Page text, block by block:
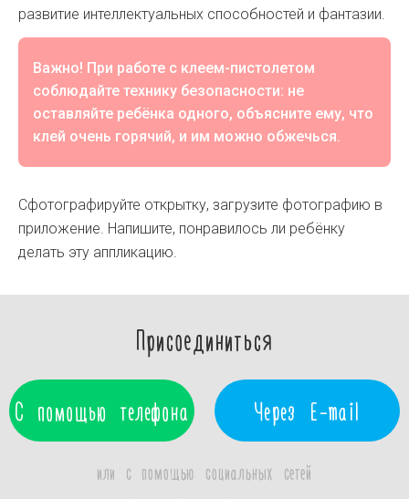
развитие интеллектуальных способностей и фантазии.
Важно! При работе с клеем-пистолетом
соблюдайте технику безопасности: не
оставляйте ребёнка одного, объясните ему, что
клей очень горячий, и им можно обжечься.
Сфотографируйте открытку, загрузите фотографию в
приложение. Напишите, понравилось ли ребёнку
делать эту аппликацию.
Присоединиться
С помощью телефона Через E-mail
или с помощью социальных сетей